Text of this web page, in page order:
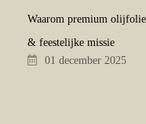
Waarom premium olijfolie
& feestelijke missie
01 december 2025